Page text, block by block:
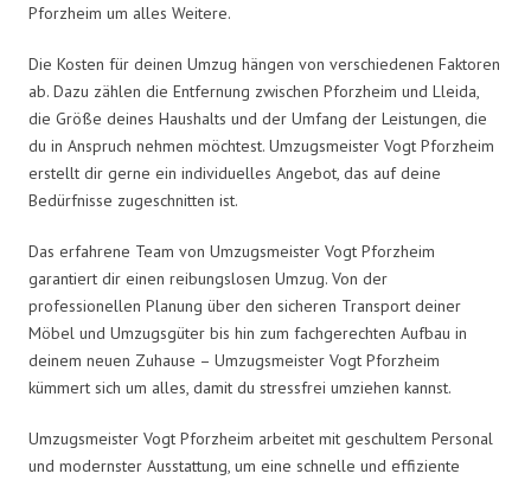
Pforzheim um alles Weitere.
Die Kosten für deinen Umzug hängen von verschiedenen Faktoren
ab. Dazu zählen die Entfernung zwischen Pforzheim und Lleida,
die Größe deines Haushalts und der Umfang der Leistungen, die
du in Anspruch nehmen möchtest. Umzugsmeister Vogt Pforzheim
erstellt dir gerne ein individuelles Angebot, das auf deine
Bedürfnisse zugeschnitten ist.
Das erfahrene Team von Umzugsmeister Vogt Pforzheim
garantiert dir einen reibungslosen Umzug. Von der
professionellen Planung über den sicheren Transport deiner
Möbel und Umzugsgüter bis hin zum fachgerechten Aufbau in
deinem neuen Zuhause – Umzugsmeister Vogt Pforzheim
kümmert sich um alles, damit du stressfrei umziehen kannst.
Umzugsmeister Vogt Pforzheim arbeitet mit geschultem Personal
und modernster Ausstattung, um eine schnelle und effiziente